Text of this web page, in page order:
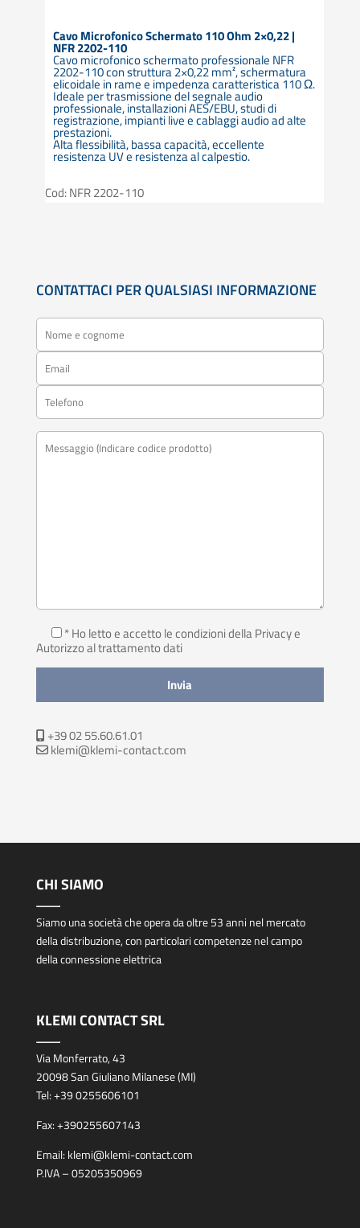
Cavo Microfonico Schermato 110 Ohm 2×0,22 |
NFR 2202-110
Cavo microfonico schermato professionale NFR
2202-110 con struttura 2×0,22 mm², schermatura
elicoidale in rame e impedenza caratteristica 110 Ω.
Ideale per trasmissione del segnale audio
professionale, installazioni AES/EBU, studi di
registrazione, impianti live e cablaggi audio ad alte
prestazioni.
Alta flessibilità, bassa capacità, eccellente
resistenza UV e resistenza al calpestio.
Cod: NFR 2202-110
CONTATTACI PER QUALSIASI INFORMAZIONE
* Ho letto e accetto le condizioni della Privacye
Autorizzo al trattamento dati
+39 02 55.60.61.01
klemi@klemi-contact.com
CHI SIAMO
Siamo una società che opera da oltre 53 anni nel mercato
della distribuzione, con particolari competenze nel campo
della connessione elettrica
KLEMI CONTACT SRL
Via Monferrato, 43
20098 San Giuliano Milanese (MI)
Tel:+39 0255606101
Fax:+390255607143
Email: klemi@klemi-contact.com
P.IVA – 05205350969